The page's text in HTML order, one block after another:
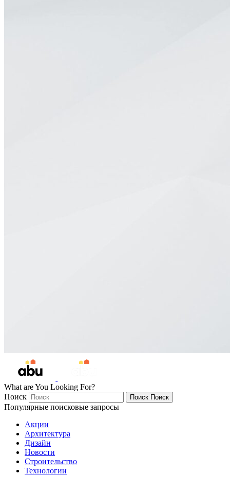
What are You Looking For?
Поиск
Поиск Поиск
Популярные поисковые запросы
Акции
Архитектура
Дизайн
Новости
Строительство
Технологии